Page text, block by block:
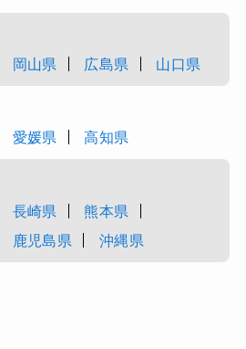
岡山県 広島県 山口県
愛媛県 高知県
長崎県
熊本県
鹿児島県 沖縄県